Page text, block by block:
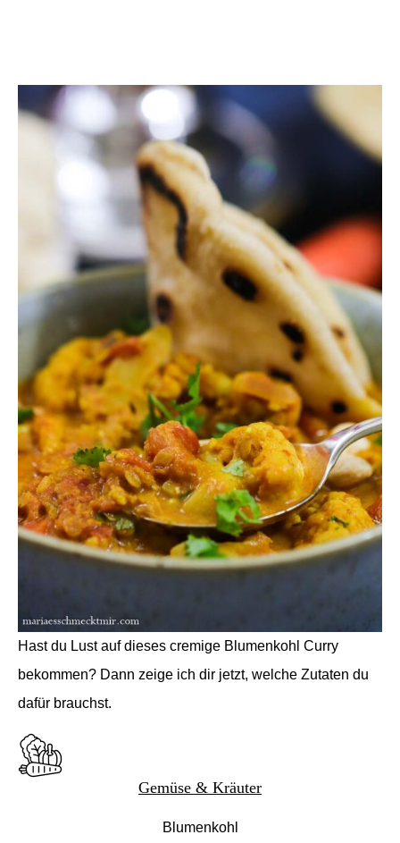
Hast du Lust auf dieses cremige Blumenkohl Curry
bekommen? Dann zeige ich dir jetzt, welche Zutaten du
dafür brauchst.
Gemüse & Kräuter
Blumenkohl